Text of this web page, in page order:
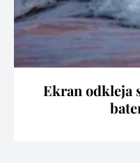
Ekran odkleja